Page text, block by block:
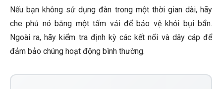
Nếu bạn không sử dụng đàn trong một thời gian dài, hãy
che phủ nó bằng một tấm vải để bảo vệ khỏi bụi bẩn.
Ngoài ra, hãy kiểm tra định kỳ các kết nối và dây cáp để
đảm bảo chúng hoạt động bình thường.